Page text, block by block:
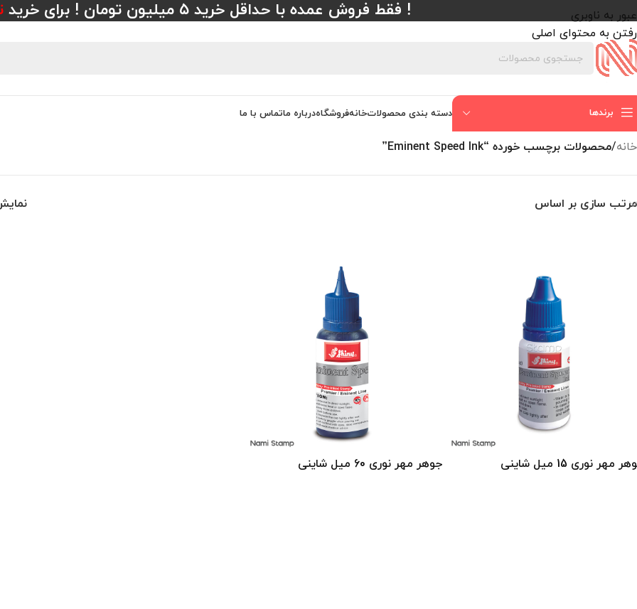
عبور به ناوبری
رفتن به محتوای اصلی
! فقط فروش عمده با حداقل خرید ۵ میلیون تومان ! برای خرید
برندها دسته بندی محصولاتخانهفروشگاهدرباره ماتماس با ما
خانه/محصولات برچسب خورده “Eminent Speed Ink”
مرتب سازی بر اساس
مهر نوری 15 میل شاینی جوهر مهر نوری 60 میل شاینی